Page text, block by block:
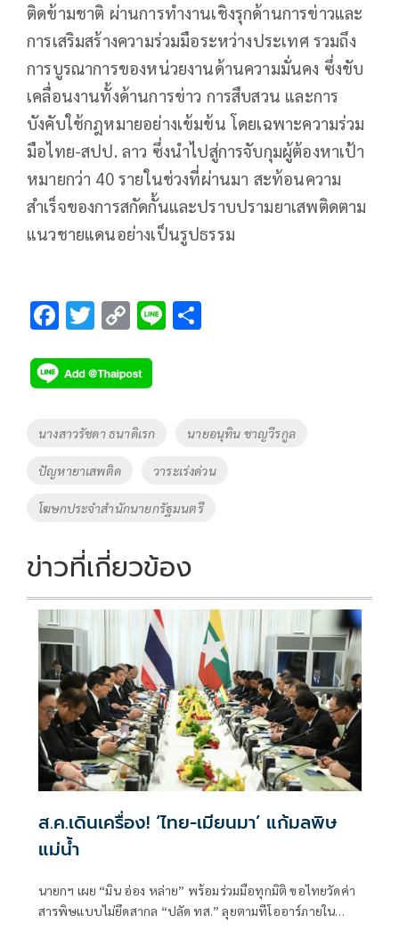
ติดข้ามชาติ ผ่านการทำงานเชิงรุกด้านการข่าวและ
การเสริมสร้างความร่วมมือระหว่างประเทศ รวมถึง
การบูรณาการของหน่วยงานด้านความมั่นคง ซึ่งขับ
เคลื่อนงานทั้งด้านการข่าว การสืบสวน และการ
บังคับใช้กฎหมายอย่างเข้มข้น โดยเฉพาะความร่วม
มือไทย-สปป. ลาว ซึ่งนำไปสู่การจับกุมผู้ต้องหาเป้า
หมายกว่า 40 รายในช่วงที่ผ่านมา สะท้อนความ
สำเร็จของการสกัดกั้นและปราบปรามยาเสพติดตาม
แนวชายแดนอย่างเป็นรูปธรรม
F
e
b
o
k
T
tt
er
C
p
y
Li
Li
Tags
นางสาวรัชดา ธนาดิเรก นายอนุทิน ชาญวีรกูล
ปัญหายาเสพติด วาระเร่งด่วน
โฆษกประจำสำนักนายกรัฐมนตรี
ข่าวที่เกี่ยวข้อง
ส.ค.เดินเครื่อง! ‘ไทย-เมียนมา’ แก้มลพิษ
แม่นํ้า
นายกฯ เผย “มิน อ่อง หล่าย” พร้อมร่วมมือทุกมิติ ขอไทยวัดค่า
สารพิษแบบไม่ยึดสากล “ปลัด ทส.” ลุยตามทีโออาร์ภายใน